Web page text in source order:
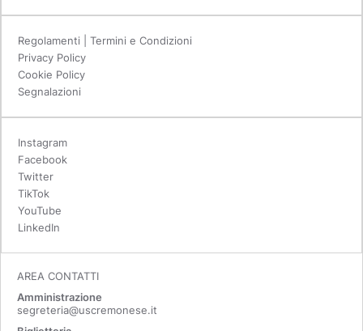
Regolamenti | Termini e Condizioni
Privacy Policy
Cookie Policy
Segnalazioni
Instagram
Facebook
Twitter
TikTok
YouTube
LinkedIn
AREA CONTATTI
Amministrazione
segreteria@uscremonese.it